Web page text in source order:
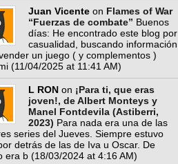
Juan Vicente on Flames of War
“Fuerzas de combate” Buenos
días: He encontrado este blog por
casualidad, buscando información
un juego ( y complementos )
(11/04/2025 at 11:41 AM)
L RON on ¡Para ti, que eras
joven!, de Albert Monteys y
Manel Fontdevila (Astiberri,
2023) Para nada era una de las
series del Jueves. Siempre estuvo
detrás de las de Iva u Oscar. De
era b (18/03/2024 at 4:16 AM)